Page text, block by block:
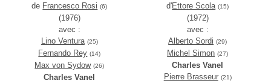
de Francesco Rosi (6)
(1976)
avec :
Lino Ventura (25)
Fernando Rey (14)
Max von Sydow (26)
Charles Vanel
d'Ettore Scola (15)
(1972)
avec :
Alberto Sordi (29)
Michel Simon (27)
Charles Vanel
Pierre Brasseur (21)